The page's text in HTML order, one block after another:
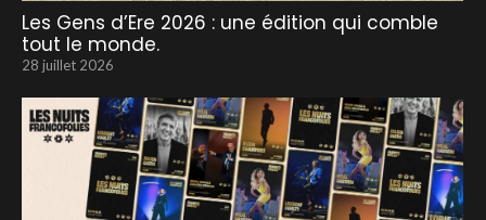
Les Gens d’Ere 2026 : une édition qui comble
tout le monde.
28 juillet 2026